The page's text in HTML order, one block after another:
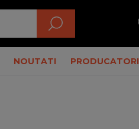
NOUTATI PRODUCATORI